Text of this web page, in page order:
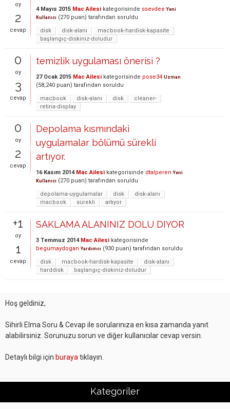
oy
2
cevap
4 Mayıs 2015 Mac Ailesi kategorisinde ssevdee Yeni
Kullanıcı (270 puan) tarafından soruldu
disk
disk-alanı
macbook-hardisk-kapasite
başlangıç-diskiniz-doludur
0
oy
3
cevap
temizlik uygulaması önerisi ?
27 Ocak 2015 Mac Ailesi kategorisinde pose34 Uzman
(58,240 puan) tarafından soruldu
macbook
disk-alanı disk
cleaner-
retina-display
0
oy
2
cevap
Depolama kısmındaki
uygulamalar bölümü sürekli
artıyor.
16 Kasım 2014 Mac Ailesi kategorisinde dtalperen Yeni
Kullanıcı (270 puan) tarafından soruldu
depolama-uygulamalar
disk
disk-alanı
macbook
sürekli artıyor
+1
oy
1
cevap
SAKLAMA ALANINIZ DOLU DIYOR
3 Temmuz 2014 Mac Ailesi kategorisinde
begumaydogan Yardımcı (930 puan) tarafından soruldu
disk
macbook-hardisk-kapasite
disk-alanı
harddisk
başlangıç-diskiniz-doludur
Hoş geldiniz,
Sihirli Elma Soru & Cevap ile sorularınıza en kısa zamanda yanıt
alabilirsiniz. Sorunuzu sorun ve diğer kullanıcılar cevap versin.
Detaylı bilgi için buraya tıklayın.
Kategoriler